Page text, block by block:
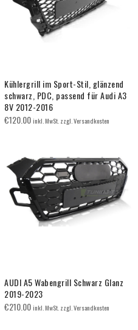
Kühlergrill im Sport-Stil, glänzend
schwarz, PDC, passend für Audi A3
8V 2012-2016
€120.00inkl. MwSt. zzgl. Versandkosten
AUDI A5 Wabengrill Schwarz Glanz
2019-2023
€210.00inkl. MwSt. zzgl. Versandkosten